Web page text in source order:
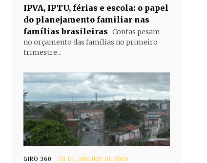
IPVA, IPTU, férias e escola: o papel
do planejamento familiar nas
famílias brasileiras Contas pesam
no orçamento das famílias no primeiro
trimestre...
GIRO 360 28 DE JANEIRO DE 2026